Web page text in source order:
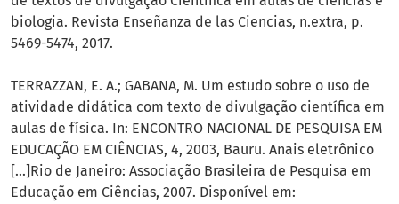
biologia. Revista Enseñanza de las Ciencias, n.extra, p.
5469-5474, 2017.
TERRAZZAN, E. A.; GABANA, M. Um estudo sobre o uso de
atividade didática com texto de divulgação científica em
aulas de física. In: ENCONTRO NACIONAL DE PESQUISA EM
EDUCAÇÃO EM CIÊNCIAS, 4, 2003, Bauru. Anais eletrônico
[...]Rio de Janeiro: Associação Brasileira de Pesquisa em
Educação em Ciências, 2007. Disponível em: